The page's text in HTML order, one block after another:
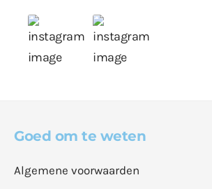
Goed om te weten
Algemene voorwaarden